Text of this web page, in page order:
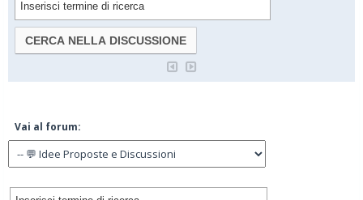
Vai al forum: